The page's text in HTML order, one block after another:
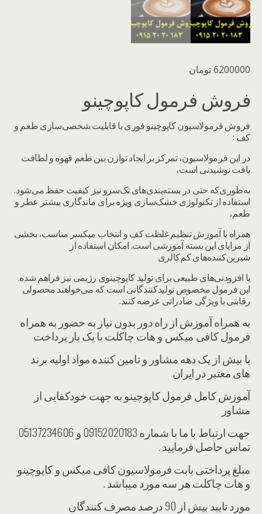
6200000تومان
فروش فرمول کاپوچینو
فروش فرمولاسیون کاپوچینو فوری با قابلیت شخصی‌سازی طعم و
کف :
در این فرمولاسیون، تمرکز بر ایجاد توازن بین طعم قهوه و لطافت
بافت نوشیدنی است،
به‌طوری‌که حتی در بسته‌بندی‌های تک‌سرو نیز کیفیت حفظ می‌شود.
استفاده از تکنولوژی خشک‌سازی ویژه برای ماندگاری بیشتر عطر و
طعم،
همراه با آموزش تنظیم غلظت کف و انتخاب میکسر مناسب، بخشی
از مزایای این بسته آموزشی است. امکان استفاده از
شیرین‌کننده‌های کم‌کالری
یا افزودنی‌های طبیعی برای تولید کاپوچینوی رژیمی نیز فراهم شده.
این فرمول مخصوص تولیدکنندگانی است که می‌خواهند محصولی
رقابتی با ویژگی صادراتی عرضه کنند.
به همراه آموزش از راه دور بدون نیاز به حضور به همراه
فرمول کافی میکس و هات چاکلت با یک بار پرداخت
با بیش از یک دهه مشاور و تامین کننده مواد اولیه برند
های معتبر در ایران
آموزش کامل فرمول کاپوچینو به جهت خودکفایی از
مشاور
جهت ارتباط با ما با شماره 09152020183 و 05137234606
تماس حاصل فرمایید .
مبلغ پرداختی بابت فرمولاسیون کافی میکس و کاپوچینو
و هات چاکلت هر سه مورد میباشد .
مورد تایید بیش از 90 درصد مصرف کنندگان